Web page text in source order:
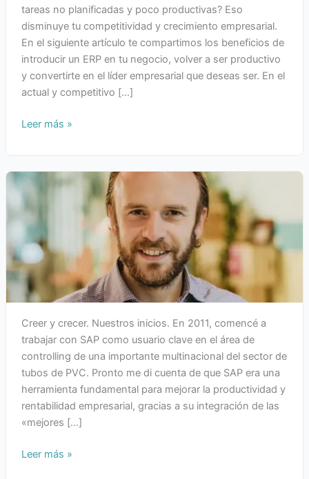
tareas no planificadas y poco productivas? Eso
disminuye tu competitividad y crecimiento empresarial.
En el siguiente artículo te compartimos los beneficios de
introducir un ERP en tu negocio, volver a ser productivo
y convertirte en el líder empresarial que deseas ser. En el
actual y competitivo […]
Leer más »
Creer y crecer. Nuestros inicios. En 2011, comencé a
trabajar con SAP como usuario clave en el área de
controlling de una importante multinacional del sector de
tubos de PVC. Pronto me di cuenta de que SAP era una
herramienta fundamental para mejorar la productividad y
rentabilidad empresarial, gracias a su integración de las
«mejores […]
Leer más »